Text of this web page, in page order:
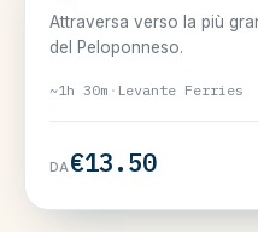
Attraversa verso la più
del Peloponneso.
~1h 30m · Levante Ferries
DA€13.50